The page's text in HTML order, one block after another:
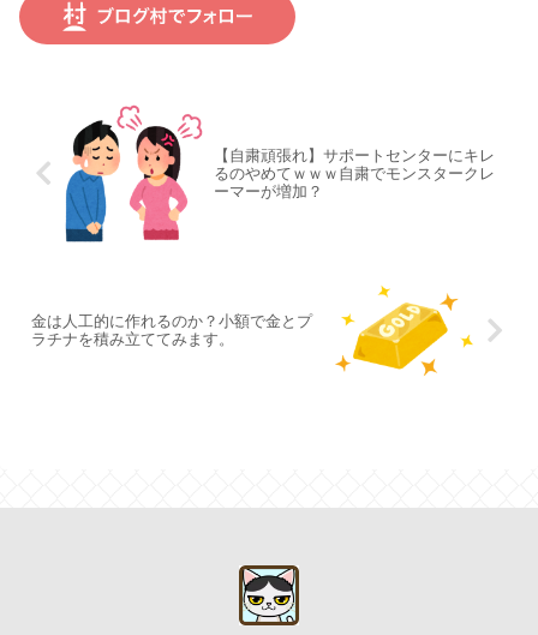
【自粛頑張れ】サポートセンターにキレ
るのやめてｗｗｗ自粛でモンスタークレ
ーマーが増加？
金は人工的に作れるのか？小額で金とプ
ラチナを積み立ててみます。